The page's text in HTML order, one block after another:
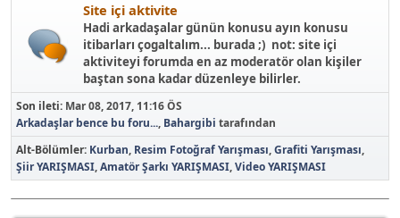
Site içi aktivite
Hadi arkadaşalar günün konusu ayın konusu
itibarları çogaltalım... burada ;) not: site içi
aktiviteyi forumda en az moderatör olan kişiler
baştan sona kadar düzenleye bilirler.
Son ileti: Mar 08, 2017, 11:16 ÖS
Arkadaşlar bence bu foru..., Bahargibi tarafından
Alt-Bölümler Kurban Resim Fotoğraf Yarışması Grafiti Yarışması
Şiir YARIŞMASI Amatör Şarkı YARIŞMASI Video YARIŞMASI